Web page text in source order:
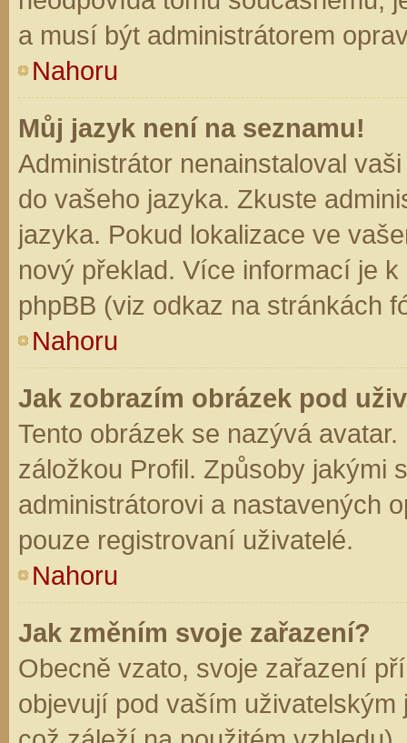
a musí být administrátorem
Nahoru
Můj jazyk není na seznamu!
Administrátor nenainstaloval
do vašeho jazyka. Zkuste
jazyka. Pokud lokalizace ve
nový překlad. Více informací je
phpBB (viz odkaz na stránkách
Nahoru
Jak zobrazím obrázek pod
Tento obrázek se nazývá
záložkou Profil. Způsoby jakými
administrátorovi a nastavených
pouze registrovaní uživatelé.
Nahoru
Jak změním svoje zařazení?
Obecně vzato, svoje zařazení
objevují pod vaším